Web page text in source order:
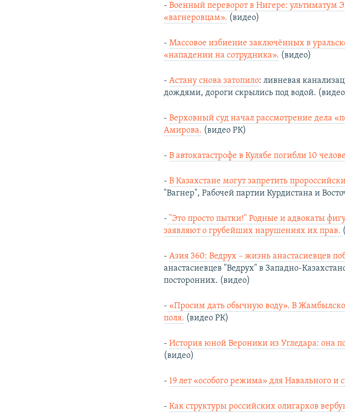
-Военный переворот в Нигере:
«вагнеровцам». (видео)
-Массовое избиение заключённых в
«нападении на сотрудника». (видео)
-Астану снова затопило: ливневая
дождями, дороги скрылись под водой.
-Верховный суд начал рассмотрение дела
Амирова. (видео РК)
-В автокатастрофе в Кулябе погибли 10
-В Казахстане могут запретить
"Вагнер", Рабочей партии Курдистана и
- "Это просто пытки!" Родные и адвокаты
заявляют о грубейших нарушениях их прав.
-Азия 360: Ведрух – жизнь анастасиевцев
анастасиевцев "Ведрух" в Западно-
посторонних. (видео)
- «Просим дать обычную воду». В
поля. (видео РК)
-История юной Вероники из Угледара: она
(видео)
- 19 лет «особого режима» для Навального
-Как структуры российских олигархов